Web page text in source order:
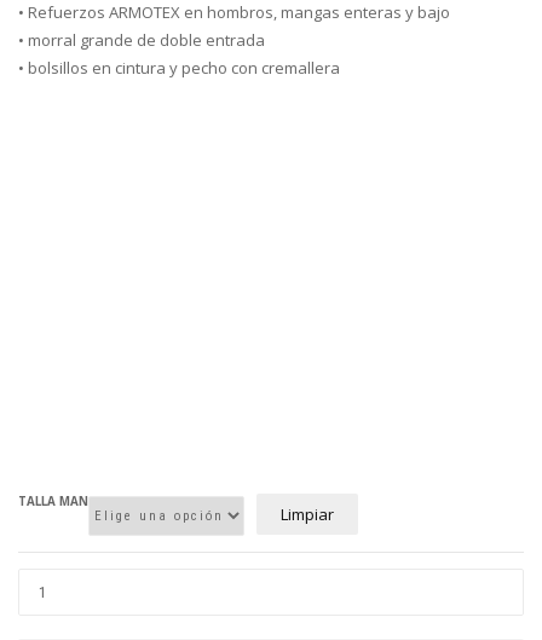
• Refuerzos ARMOTEX en hombros, mangas enteras y bajo
• morral grande de doble entrada
• bolsillos en cintura y pecho con cremallera
TALLA MAN
Limpiar